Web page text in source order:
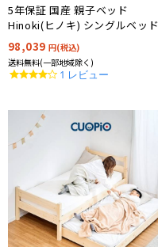
男の子向け
2段ベッド用マットレス・寝
具
5年保証 国産 親子ベッド
Hinoki(ヒノキ) シングルベッド
+子ベッド 九州産ひのき材使用
98,039 円(税込)
送料無料(一部地域除く)
4.0
1 レビュー